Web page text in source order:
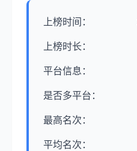
上榜时间：
上榜时长：
平台信息：
是否多平台：
最高名次：
平均名次：